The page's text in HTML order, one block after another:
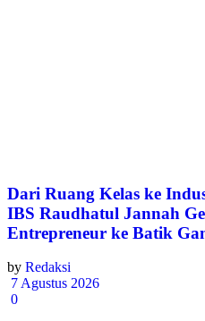
Dari Ruang Kelas ke
IBS Raudhatul Jannah
Entrepreneur ke Batik
by Redaksi
7 Agustus 2026
0